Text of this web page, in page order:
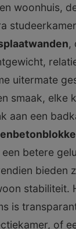
woonhuis,
,
uitermate
smaak, elke
aan een
een betere
bieden
stabiliteit.
is
of